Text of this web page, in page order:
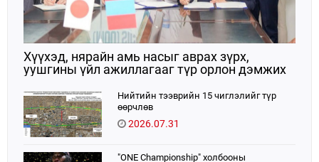
Хүүхэд, нярайн амь насыг аврах зүрх,
уушгины үйл ажиллагааг түр орлон дэмжих
Нийтийн тээврийн 15 чиглэлийг түр
өөрчлөв
2026.07.31
"ONE Championship" холбооны